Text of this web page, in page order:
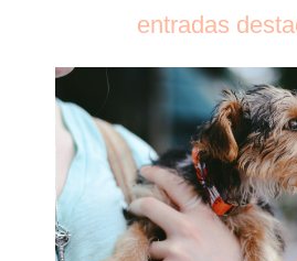
entradas